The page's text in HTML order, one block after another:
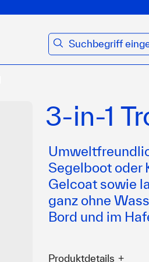
suchen
3-in-1
Segelboot oder
Gelcoat sowie
ganz ohne
Bord und im
Produktdetails